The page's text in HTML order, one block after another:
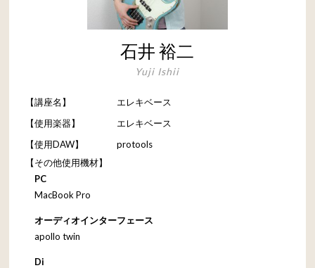
石井 裕二
Yuji Ishii
【講座名】
エレキベース
【使用楽器】
エレキベース
【使用DAW】
protools
【その他使用機材】
PC
MacBook Pro
オーディオインターフェース
apollo twin
Di